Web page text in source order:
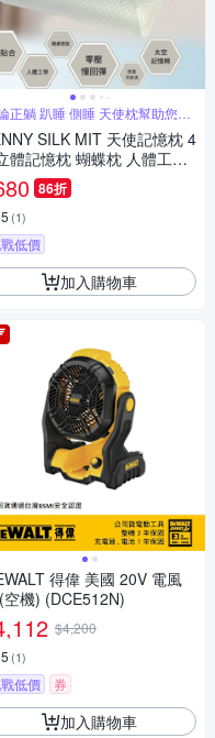
正躺 趴睡 側睡 天使枕幫助您秒
SILK MIT 天使記憶枕 4
體記憶枕 蝴蝶枕 人體工學
憶枕 86折
5 (1)
低價
加入購物車
得偉 美國 20V 電風
空機) (DCE512N)
$4,200
5 (1)
低價 券
加入購物車